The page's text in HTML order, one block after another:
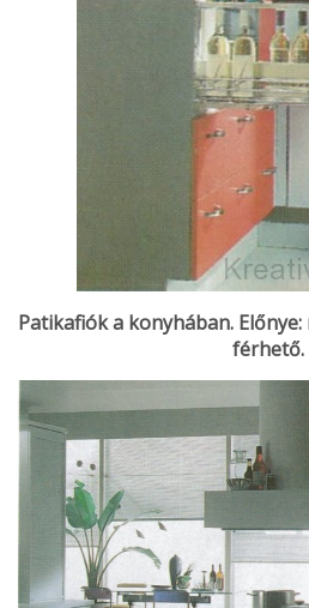
Patikafiók a konyhában.
férhető.